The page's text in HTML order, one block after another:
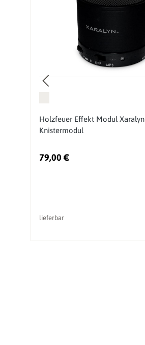
Holzfeuer Effekt Modul Xaralyn
Knistermodul
79,00 €
lieferbar